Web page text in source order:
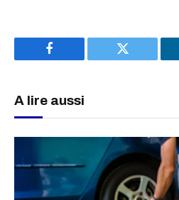
Facebook Twitter
A lire aussi